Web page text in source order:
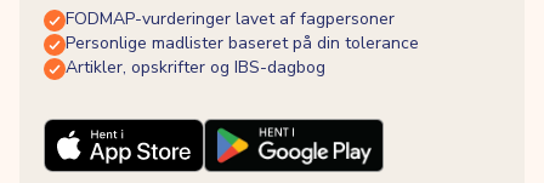
FODMAP-vurderinger lavet af fagpersoner
Personlige madlister baseret på din tolerance
Artikler, opskrifter og IBS-dagbog